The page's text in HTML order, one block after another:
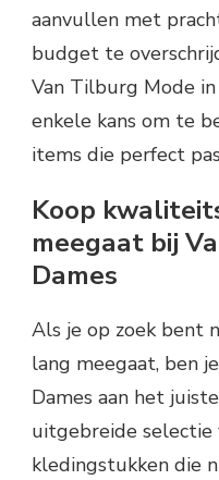
aanvullen met
budget te
Van Tilburg Mode
enkele kans om te
items die perfect
Koop
meegaat bij
Dames
Als je op zoek bent
lang meegaat, ben
Dames aan het
uitgebreide selectie
kledingstukken die